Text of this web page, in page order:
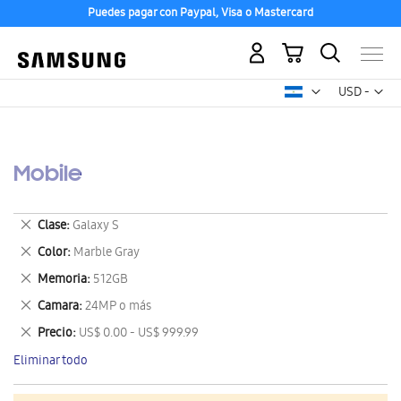
Puedes pagar con Paypal, Visa o Mastercard
USD -
dólar
Mi carrito
Mobile
Clase Galaxy S
Eliminar
este
artículo
Color Marble Gray
Eliminar
este
artículo
Memoria 512GB
Eliminar
este
artículo
Camara 24MP o más
Eliminar
este
artículo
Precio US$ 0.00 - US$ 999.99
Eliminar
este
artículo
Eliminar todo